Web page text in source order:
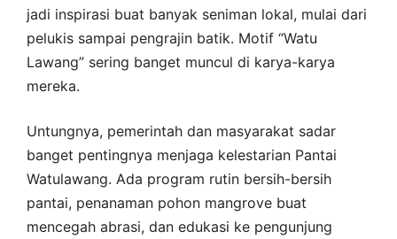
jadi inspirasi buat banyak seniman lokal, mulai dari
pelukis sampai pengrajin batik. Motif “Watu
Lawang” sering banget muncul di karya-karya
mereka.
Untungnya, pemerintah dan masyarakat sadar
banget pentingnya menjaga kelestarian Pantai
Watulawang. Ada program rutin bersih-bersih
pantai, penanaman pohon mangrove buat
mencegah abrasi, dan edukasi ke pengunjung